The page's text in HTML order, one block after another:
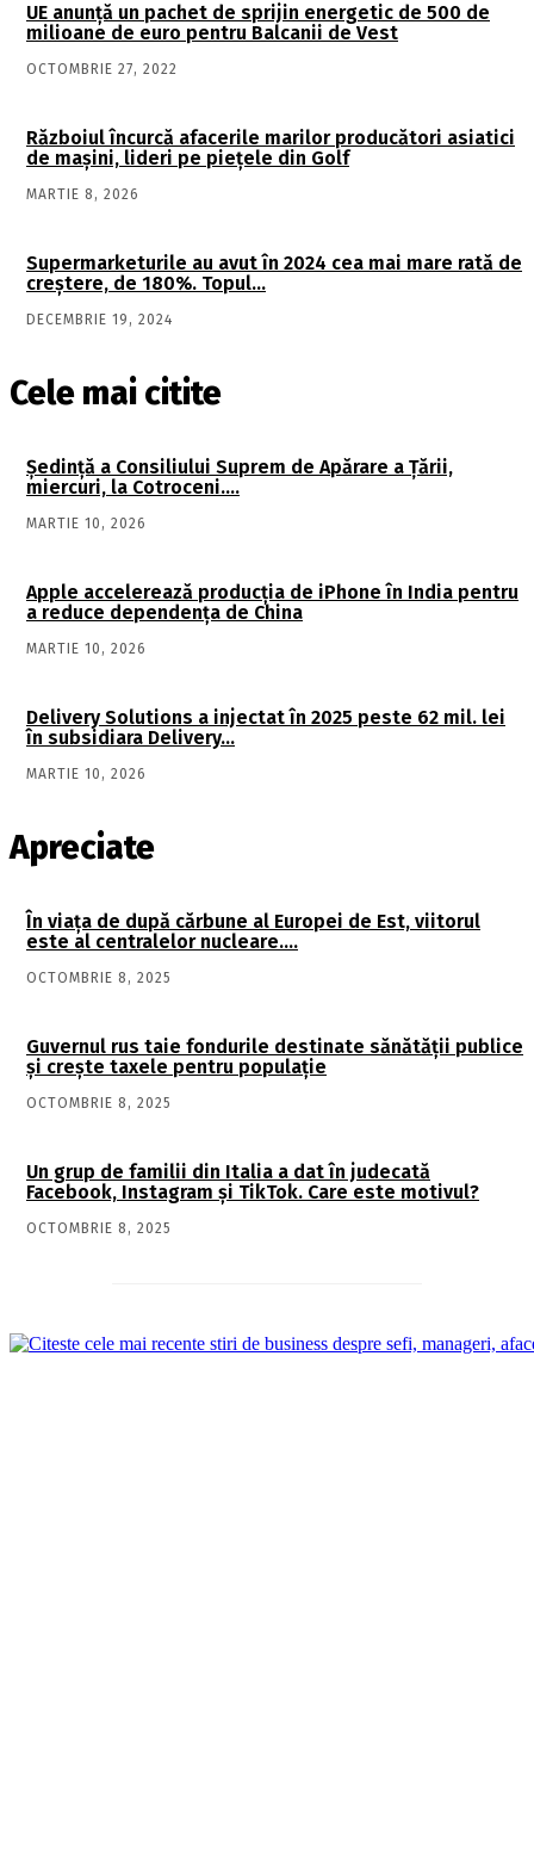
UE anunță un pachet de sprijin energetic de 500 de
milioane de euro pentru Balcanii de Vest
OCTOMBRIE 27, 2022
Războiul încurcă afacerile marilor producători asiatici
de mașini, lideri pe piețele din Golf
MARTIE 8, 2026
Supermarketurile au avut în 2024 cea mai mare rată de
creştere, de 180%. Topul…
DECEMBRIE 19, 2024
Cele mai citite
Şedinţă a Consiliului Suprem de Apărare a Ţării,
miercuri, la Cotroceni….
MARTIE 10, 2026
Apple accelerează producția de iPhone în India pentru
a reduce dependența de China
MARTIE 10, 2026
Delivery Solutions a injectat în 2025 peste 62 mil. lei
în subsidiara Delivery…
MARTIE 10, 2026
Apreciate
În viaţa de după cărbune al Europei de Est, viitorul
este al centralelor nucleare….
OCTOMBRIE 8, 2025
Guvernul rus taie fondurile destinate sănătății publice
și crește taxele pentru populație
OCTOMBRIE 8, 2025
Un grup de familii din Italia a dat în judecată
Facebook, Instagram și TikTok. Care este motivul?
OCTOMBRIE 8, 2025